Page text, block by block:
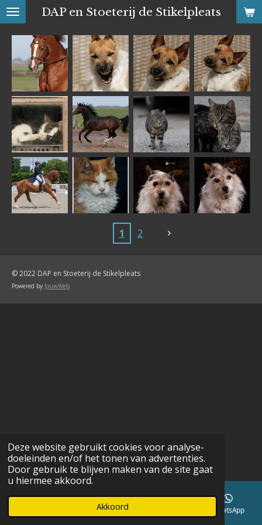
Deze website gebruikt cookies voor analyse-
doeleinden en/of het tonen van advertenties.
Door gebruik te blijven maken van de site gaat
u hiermee akkoord.
Akkoord
Ga
de
hoofdinhoud
DAP en Stoeterij de Stikelpleats
1 2
© 2022 DAP en Stoeterij de Stikelpleats
Powered by JouwWeb
Telefoonnummer WhatsApp